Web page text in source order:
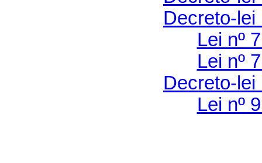
Decreto-lei
Lei nº
Lei nº
Decreto-lei
Lei nº